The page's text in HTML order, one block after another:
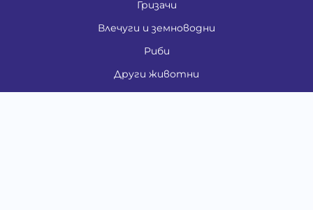
Гризачи
Влечуги и земноводни
Риби
Други животни